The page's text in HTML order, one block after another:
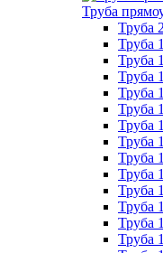
Труба
Труба
Труба
Труба
Труба
Труба
Труба
Труба
Труба
Труба
Труба
Труба
Труба
Труба
Труба